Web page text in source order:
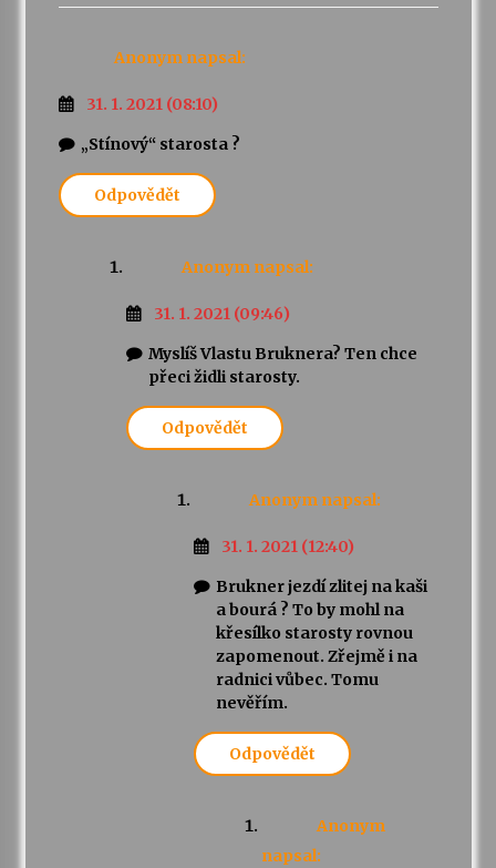
Anonym napsal:
31. 1. 2021 (08:10)
„Stínový“ starosta ?
Odpovědět
Anonym napsal:
31. 1. 2021 (09:46)
Myslíš Vlastu Bruknera? Ten chce
přeci židli starosty.
Odpovědět
Anonym napsal:
31. 1. 2021 (12:40)
Brukner jezdí zlitej na kaši
a bourá ? To by mohl na
křesílko starosty rovnou
zapomenout. Zřejmě i na
radnici vůbec. Tomu
nevěřím.
Odpovědět
Anonym
napsal: